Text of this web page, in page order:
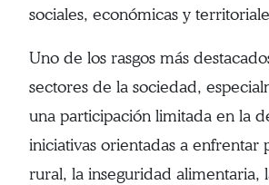
sociales, económicas y
Uno de los rasgos más
sectores de la sociedad,
una participación limitada en la
iniciativas orientadas a
rural, la inseguridad alimentaria,